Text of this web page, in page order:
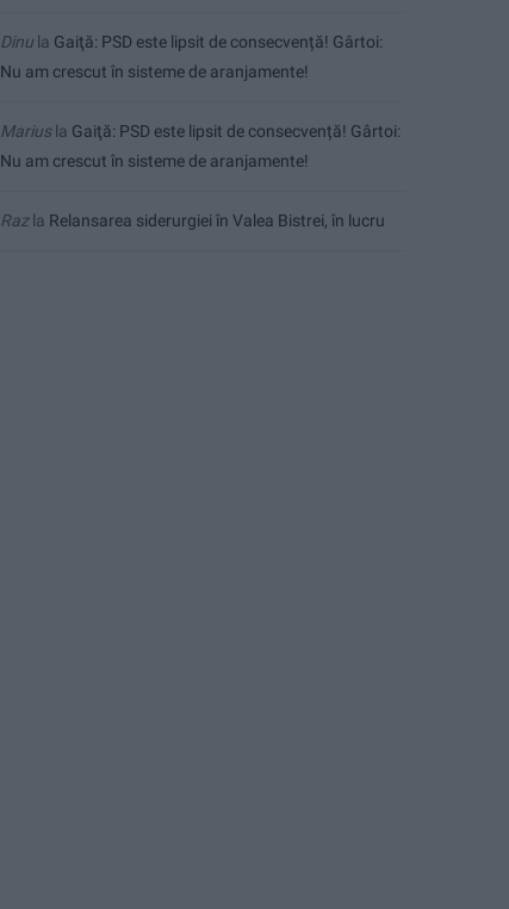
Dinu la Gaiţă: PSD este lipsit de consecvență! Gârtoi:
Nu am crescut în sisteme de aranjamente!
Mariusla Gaiţă: PSD este lipsit de consecvență! Gârtoi:
Nu am crescut în sisteme de aranjamente!
Razla Relansarea siderurgiei în Valea Bistrei, în lucru